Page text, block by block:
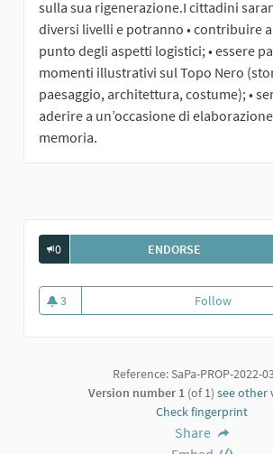
sulla sua rigenerazione.I cittadini
diversi livelli e potranno • contribuire
punto degli aspetti logistici; • essere
momenti illustrativi sul Topo Nero
paesaggio, architettura, costume); •
aderire a un’occasione di
memoria.
0 ENDORSE GIARDINO
3
3 followers
Follow
Reference: SaPa-PROP-2022-
Version number 1 (of 1) see other
Check fingerprint
Share